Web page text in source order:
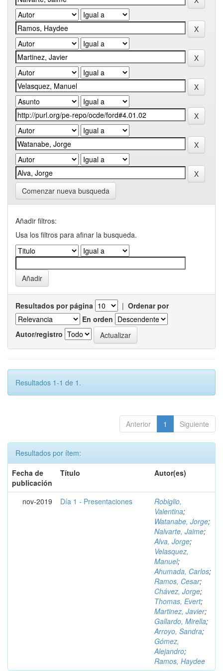
Comenzar nueva busqueda
Añadir filtros:
Usa los filtros para afinar la busqueda.
Resultados por página | Ordenar por
En orden
Autor/registro
Resultados 1-1 de 1.
Anterior 1 Siguiente
Resultados por ítem:
Fecha de
publicación
Título Autor(es)
nov-2019 Día 1 - Presentaciones
Robiglio,
Valentina;
Watanabe, Jorge;
Nalvarte, Jaime;
Alva, Jorge;
Velasquez,
Manuel;
Ahumada, Carlos;
Ramos, Cesar;
Chávez, Jorge;
Thomas, Evert;
Martinez, Javier;
Gallardo, Mirella;
Arroyo, Sandra;
Gómez,
Alejandro;
Ramos, Haydee